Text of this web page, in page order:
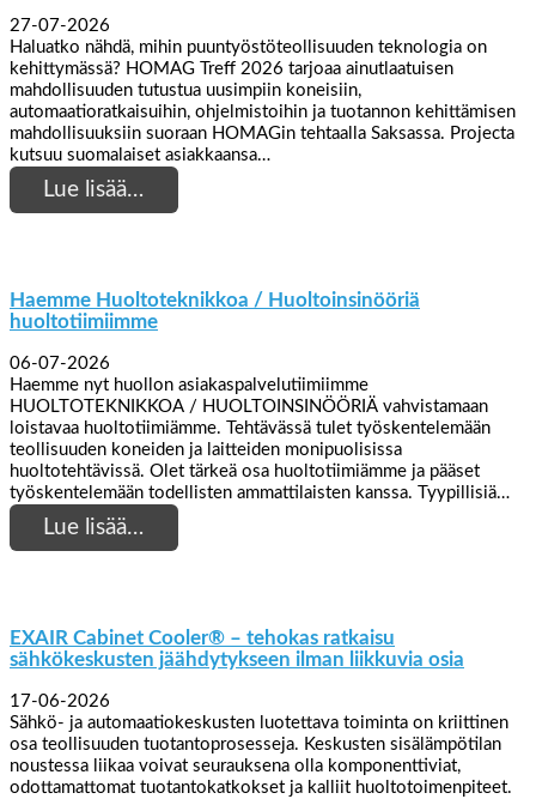
27-07-2026
Haluatko nähdä, mihin puuntyöstöteollisuuden teknologia on
kehittymässä? HOMAG Treff 2026 tarjoaa ainutlaatuisen
mahdollisuuden tutustua uusimpiin koneisiin,
automaatioratkaisuihin, ohjelmistoihin ja tuotannon kehittämisen
mahdollisuuksiin suoraan HOMAGin tehtaalla Saksassa. Projecta
kutsuu suomalaiset asiakkaansa…
Lue lisää…
Haemme Huoltoteknikkoa / Huoltoinsinööriä
huoltotiimiimme
06-07-2026
Haemme nyt huollon asiakaspalvelutiimiimme
HUOLTOTEKNIKKOA / HUOLTOINSINÖÖRIÄ vahvistamaan
loistavaa huoltotiimiämme. Tehtävässä tulet työskentelemään
teollisuuden koneiden ja laitteiden monipuolisissa
huoltotehtävissä. Olet tärkeä osa huoltotiimiämme ja pääset
työskentelemään todellisten ammattilaisten kanssa. Tyypillisiä…
Lue lisää…
EXAIR Cabinet Cooler® – tehokas ratkaisu
sähkökeskusten jäähdytykseen ilman liikkuvia osia
17-06-2026
Sähkö- ja automaatiokeskusten luotettava toiminta on kriittinen
osa teollisuuden tuotantoprosesseja. Keskusten sisälämpötilan
noustessa liikaa voivat seurauksena olla komponenttiviat,
odottamattomat tuotantokatkokset ja kalliit huoltotoimenpiteet.